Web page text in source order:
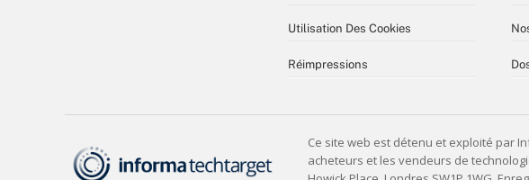
Utilisation Des Cookies
Réimpressions